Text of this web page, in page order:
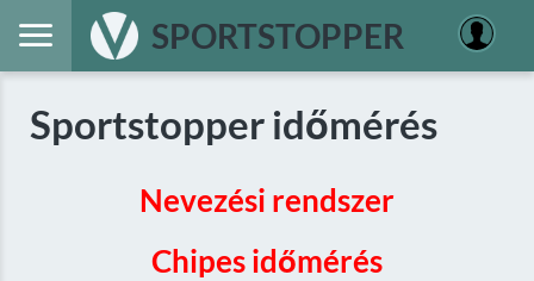
SPORTSTOPPER
Sportstopper időmérés
Nevezési rendszer
Chipes időmérés